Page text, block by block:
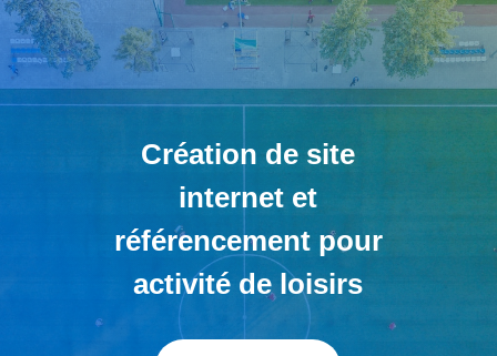
Création de site
internet et
référencement pour
activité de loisirs